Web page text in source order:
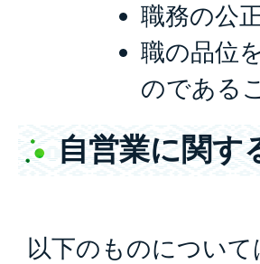
職務の公
職の品位
のである
自営業に関す
以下のものについ